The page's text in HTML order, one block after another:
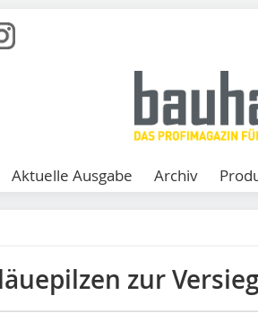
Aktuelle Ausgabe Archiv
zur